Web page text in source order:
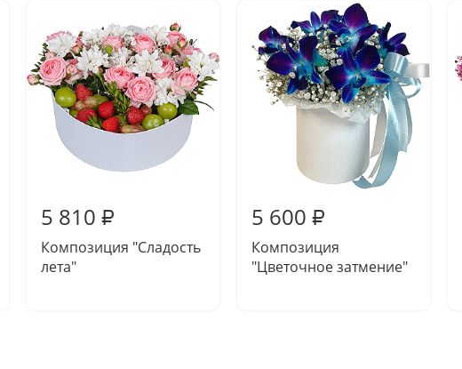
5 810 ₽
Композиция "Сладость
лета"
5 600 ₽
Композиция
"Цветочное затмение"